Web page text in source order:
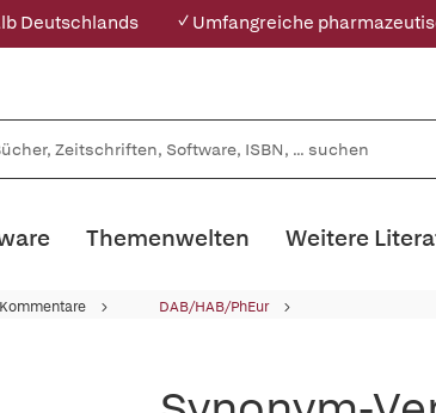
Deutschlands ✓ Umfangreiche
Themenwelten Weitere
DAB/HAB/PhEur